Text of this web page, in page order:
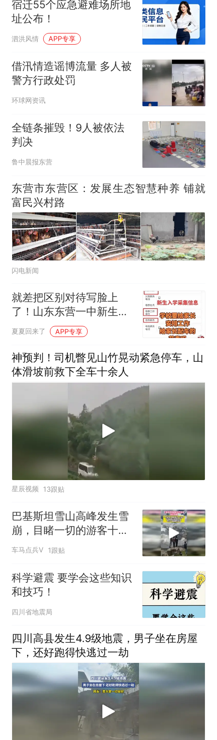
宿迁55个应急避难场所地
址公布！
泗洪风情 APP专享
借汛情造谣博流量 多人被
警方行政处罚
环球网资讯
全链条摧毁！9人被依法
判决
鲁中晨报东营
东营市东营区：发展生态智慧种养 铺就
富民兴村路
闪电新闻
就差把区别对待写脸上
了！山东东营一中新生信
息采集，强制采集家长车
辆品牌、型号以及购置价
格，甚至还需填写家庭负
债情况！
夏夏回来了 APP专享
神预判！司机瞥见山竹晃动紧急停车，山
体滑坡前救下全车十余人
星辰视频 13跟贴
巴基斯坦雪山高峰发生雪
崩，目睹一切的游客十分
淡定
车马点兵V 1跟贴
科学避震 要学会这些知识
和技巧！
四川省地震局
四川高县发生4.9级地震，男子坐在房屋
下，还好跑得快逃过一劫